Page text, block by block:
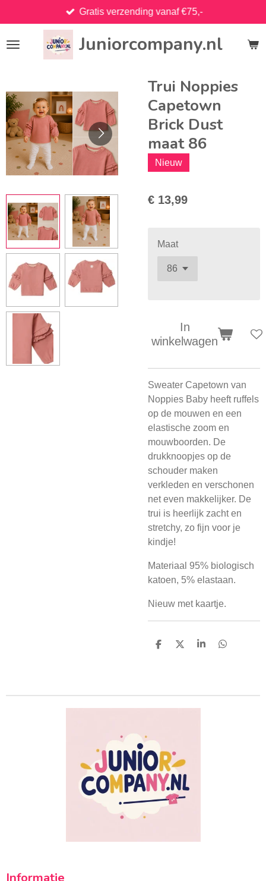
direct
naar
Juniorcompany.nl
Gratis verzending vanaf €75,-
Trui Noppies
Capetown
Brick Dust
maat 86
Nieuw
€ 13,99
Maat
In
winkelwagen
Sweater Capetown van
Noppies Baby heeft ruffels
op de mouwen en een
elastische zoom en
mouwboorden. De
drukknoopjes op de
schouder maken
verkleden en verschonen
net even makkelijker. De
trui is heerlijk zacht en
stretchy, zo fijn voor je
kindje!
Materiaal 95% biologisch
katoen, 5% elastaan.
Nieuw met kaartje.
D
D
S
D
Informatie